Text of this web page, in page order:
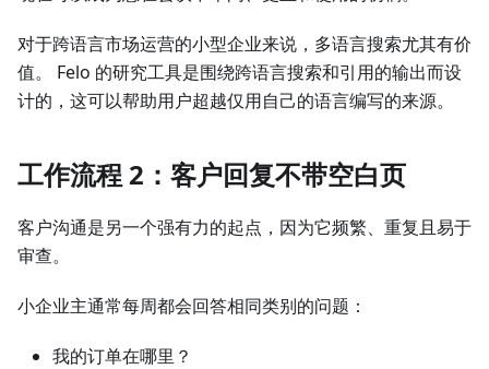
对于跨语言市场运营的小型企业来说，多语言搜索尤其有价
值。 Felo 的研究工具是围绕跨语言搜索和引用的输出而设
计的，这可以帮助用户超越仅用自己的语言编写的来源。
工作流程 2：客户回复不带空白页
客户沟通是另一个强有力的起点，因为它频繁、重复且易于
审查。
小企业主通常每周都会回答相同类别的问题：
我的订单在哪里？